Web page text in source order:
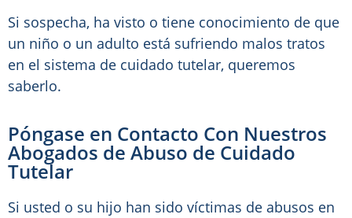
Si sospecha, ha visto o tiene conocimiento de que
un niño o un adulto está sufriendo malos tratos
en el sistema de cuidado tutelar, queremos
saberlo.
Póngase en Contacto Con Nuestros
Abogados de Abuso de Cuidado
Tutelar
Si usted o su hijo han sido víctimas de abusos en